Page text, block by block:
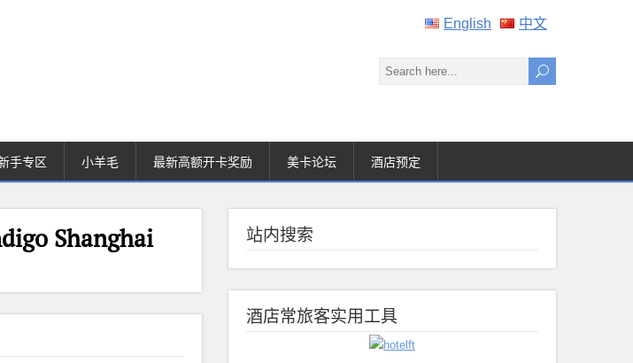
English 中文
手专区 小羊毛 最新高额开卡奖励 美卡论坛 酒店预定
Shanghai 站内搜索
酒店常旅客实用工具